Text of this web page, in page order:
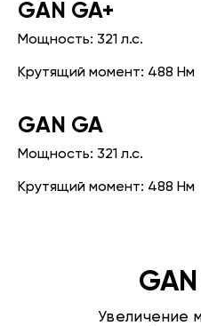
GАN GA+
Мощность: 321 л.с.
Крутящий момент: 488 Нм
GАN GA
Мощность: 321 л.с.
Крутящий момент: 488 Нм
Увеличение